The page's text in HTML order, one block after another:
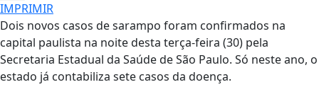
IMPRIMIR
Dois novos casos de sarampo foram confirmados na
capital paulista na noite desta terça-feira (30) pela
Secretaria Estadual da Saúde de São Paulo. Só neste ano, o
estado já contabiliza sete casos da doença.